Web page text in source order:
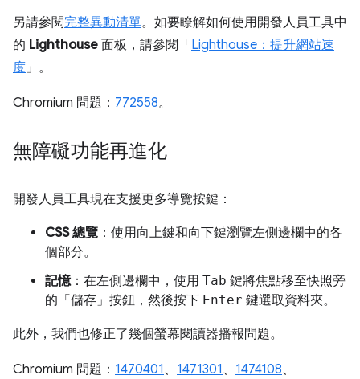
另請參閱完整異動清單。如要瞭解如何使用開發人員工具中
的 Lighthouse 面板，請參閱「Lighthouse：提升網站速
度 」。
Chromium 問題： 772558。
無障礙功能再進化
開發人員工具現在支援更多導覽按鍵：
CSS 總覽 ：使用向上鍵和向下鍵瀏覽左側邊欄中的各
個部分。
記憶：在左側邊欄中，使用 Tab 鍵將焦點移至快照旁
的「儲存」 按鈕，然後按下 Enter 鍵選取資料夾。
此外，我們也修正了幾個螢幕閱讀器播報問題。
Chromium 問題： 1470401 、 1471301 、 1474108、